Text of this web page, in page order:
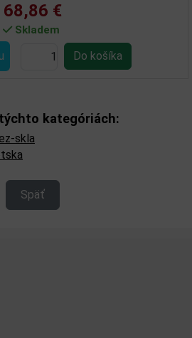
68,86 €
Skladem
kategóriách:
skla
Späť